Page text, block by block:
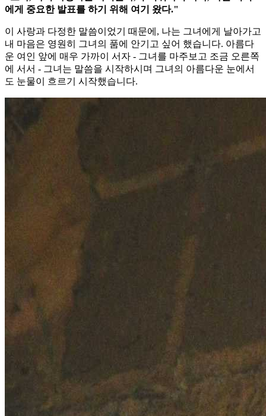
에게 중요한 발표를 하기 위해 여기 왔다."
이 사랑과 다정한 말씀이었기 때문에, 나는 그녀에게 날아가고
내 마음은 영원히 그녀의 품에 안기고 싶어 했습니다. 아름다
운 여인 앞에 매우 가까이 서자 - 그녀를 마주보고 조금 오른쪽
에 서서 - 그녀는 말씀을 시작하시며 그녀의 아름다운 눈에서
도 눈물이 흐르기 시작했습니다.